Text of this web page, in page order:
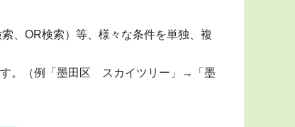
、OR検索）等、様々な条件を単独、複
す。（例「墨田区 スカイツリー」→「墨